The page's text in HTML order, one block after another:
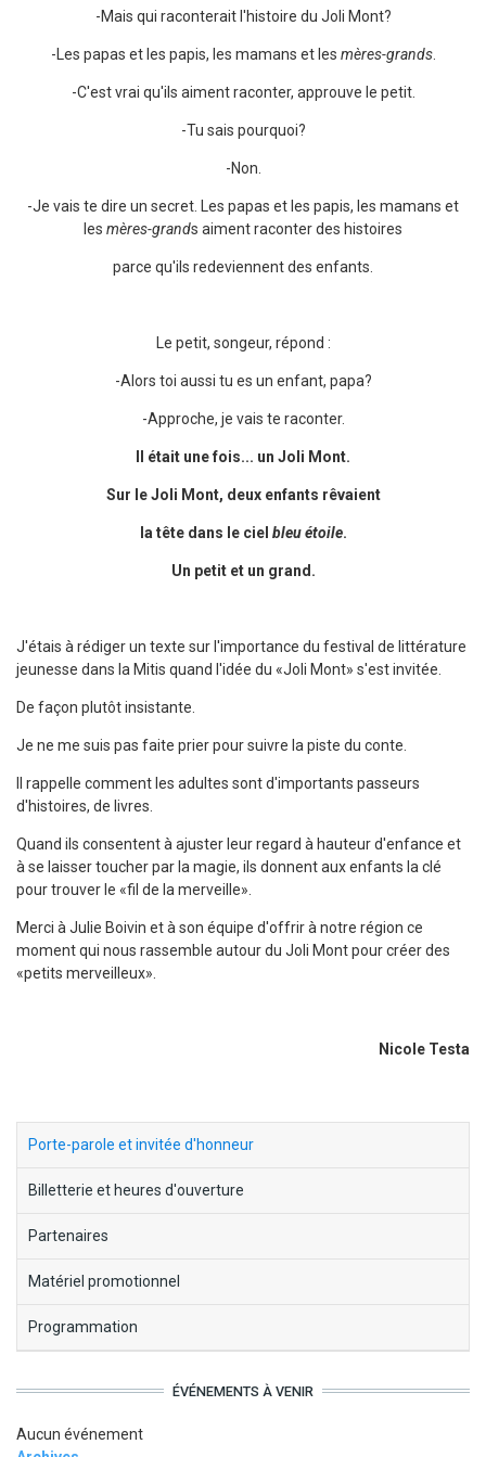
-Mais qui raconterait l'histoire du Joli Mont?
-Les papas et les papis, les mamans et les mères-grands.
-C'est vrai qu'ils aiment raconter, approuve le petit.
-Tu sais pourquoi?
-Non.
-Je vais te dire un secret. Les papas et les papis, les mamans et
les mères-grands aiment raconter des histoires
parce qu'ils redeviennent des enfants.
Le petit, songeur, répond :
-Alors toi aussi tu es un enfant, papa?
-Approche, je vais te raconter.
Il était une fois... un Joli Mont.
Sur le Joli Mont, deux enfants rêvaient
la tête dans le ciel bleu étoile.
Un petit et un grand.
J'étais à rédiger un texte sur l'importance du festival de littérature
jeunesse dans la Mitis quand l'idée du «Joli Mont» s'est invitée.
De façon plutôt insistante.
Je ne me suis pas faite prier pour suivre la piste du conte.
Il rappelle comment les adultes sont d'importants passeurs
d'histoires, de livres.
Quand ils consentent à ajuster leur regard à hauteur d'enfance et
à se laisser toucher par la magie, ils donnent aux enfants la clé
pour trouver le «fil de la merveille».
Merci à Julie Boivin et à son équipe d'offrir à notre région ce
moment qui nous rassemble autour du Joli Mont pour créer des
«petits merveilleux».
Nicole Testa
block-
cruedesmots
Porte-parole et invitée d'honneur
Billetterie et heures d'ouverture
Partenaires
Matériel promotionnel
Programmation
ÉVÉNEMENTS À VENIR
Aucun événement